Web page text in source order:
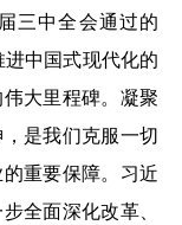
三中全会通过的
进中国式现代化的
大里程碑。凝聚
是我们克服一切
重要保障。习近
全面深化改革、